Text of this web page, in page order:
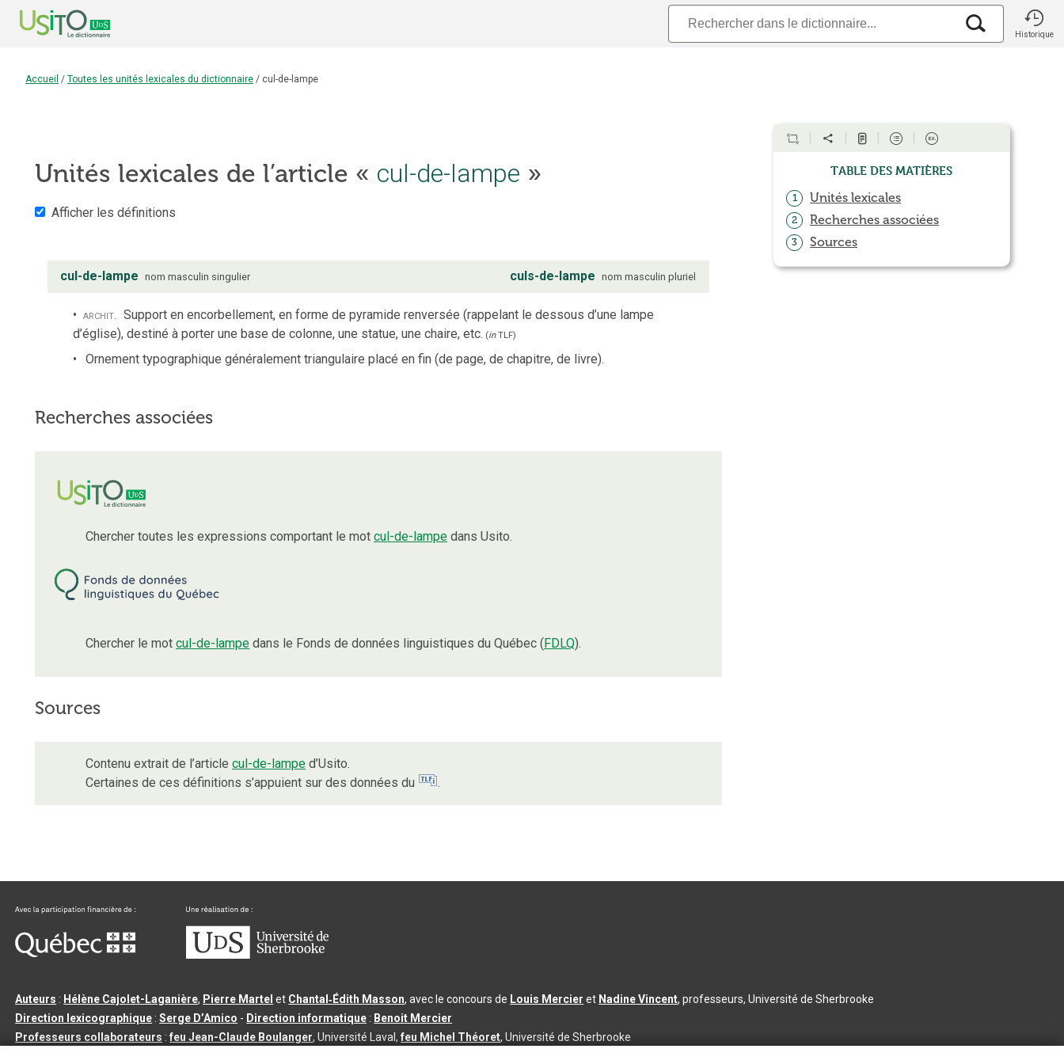
Historique
Accueil / Toutes les unités lexicales du dictionnaire / cul-de-lampe
Unités lexicales de l’article « cul-de-lampe »
Afficher les définitions
cul-de-lampe nom masculin singulier culs-de-lampe nom masculin pluriel
archit. Support en encorbellement, en forme de pyramide renversée (rappelant le dessous d’une lampe
d’église), destiné à porter une base de colonne, une statue, une chaire, etc. (inTLF)
Ornement typographique généralement triangulaire placé en fin (de page, de chapitre, de livre).
Recherches associées
Chercher toutes les expressions comportant le mot cul-de-lampe dans Usito.
Chercher le mot cul-de-lampe dans le Fonds de données linguistiques du Québec (FDLQ).
Sources
Contenu extrait de l’article cul-de-lampe d’Usito.
Certaines de ces définitions s’appuient sur des données du
.
Table des matières
1 Unités lexicales
2 Recherches associées
3 Sources
Auteurs : Hélène Cajolet-Laganière, Pierre Martel et Chantal‑Édith Masson, avec le concours de Louis Mercier et Nadine Vincent, professeurs, Université de Sherbrooke
Direction lexicographique :Serge D’Amico - Direction informatique : Benoit Mercier
Professeurs collaborateurs :feu Jean-Claude Boulanger, Université Laval,feu Michel Théoret, Université de Sherbrooke